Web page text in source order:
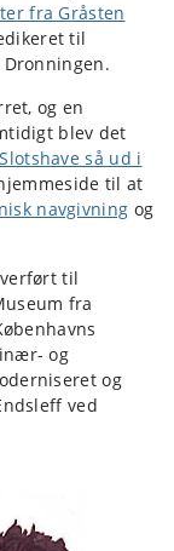
fra Gråsten
til
og en
blev det
så ud i
til at
navgivning og
til
fra
og
og
ved